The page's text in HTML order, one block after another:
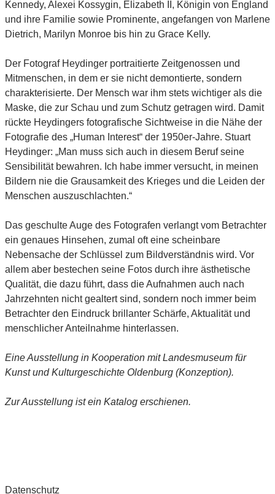
Kennedy, Alexei Kossygin, Elizabeth II, Königin von England
und ihre Familie sowie Prominente, angefangen von Marlene
Dietrich, Marilyn Monroe bis hin zu Grace Kelly.
Der Fotograf Heydinger portraitierte Zeitgenossen und
Mitmenschen, in dem er sie nicht demontierte, sondern
charakterisierte. Der Mensch war ihm stets wichtiger als die
Maske, die zur Schau und zum Schutz getragen wird. Damit
rückte Heydingers fotografische Sichtweise in die Nähe der
Fotografie des „Human Interest“ der 1950er-Jahre. Stuart
Heydinger: „Man muss sich auch in diesem Beruf seine
Sensibilität bewahren. Ich habe immer versucht, in meinen
Bildern nie die Grausamkeit des Krieges und die Leiden der
Menschen auszuschlachten.“
Das geschulte Auge des Fotografen verlangt vom Betrachter
ein genaues Hinsehen, zumal oft eine scheinbare
Nebensache der Schlüssel zum Bildverständnis wird. Vor
allem aber bestechen seine Fotos durch ihre ästhetische
Qualität, die dazu führt, dass die Aufnahmen auch nach
Jahrzehnten nicht gealtert sind, sondern noch immer beim
Betrachter den Eindruck brillanter Schärfe, Aktualität und
menschlicher Anteilnahme hinterlassen.
Eine Ausstellung in Kooperation mit Landesmuseum für
Kunst und Kulturgeschichte Oldenburg (Konzeption).
Zur Ausstellung ist ein Katalog erschienen.
Datenschutz